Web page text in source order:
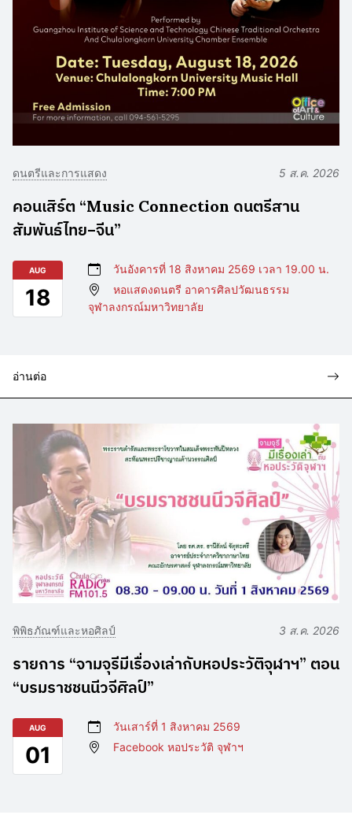
ดนตรีและการแสดง 5 ส.ค. 2026
คอนเสิร์ต “Music Connection ดนตรีสาน
สัมพันธ์ไทย–จีน”
AUG
18
วันอังคารที่ 18 สิงหาคม 2569 เวลา 19.00 น.
หอแสดงดนตรี อาคารศิลปวัฒนธรรม
จุฬาลงกรณ์มหาวิทยาลัย
อ่านต่อ
พิพิธภัณฑ์และหอศิลป์ 3 ส.ค. 2026
รายการ “จามจุรีมีเรื่องเล่ากับหอประวัติจุฬาฯ” ตอน
“บรมราชชนนีวจีศิลป์”
AUG
01
วันเสาร์ที่ 1 สิงหาคม 2569
Facebook หอประวัติ จุฬาฯ